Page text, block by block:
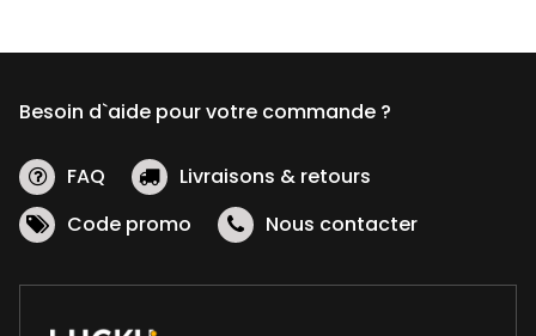
Besoin d`aide pour votre commande ?
FAQ
Livraisons & retours
Code promo
Nous contacter